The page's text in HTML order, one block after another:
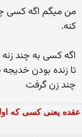
من میگم اگه كسی
كنه.
اگه كسی به چند زنه
تا زنده بودن
چند زن گرفت
عقده یعنی کسی که